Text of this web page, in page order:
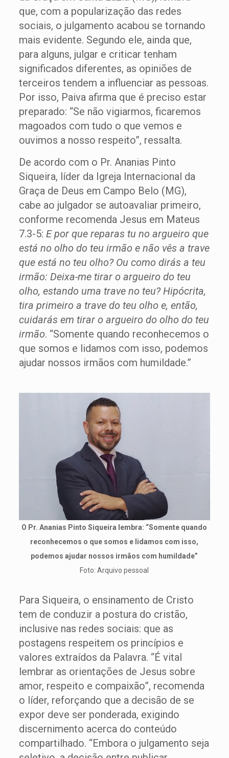
que, com a popularização das redes
sociais, o julgamento acabou se tornando
mais evidente. Segundo ele, ainda que,
para alguns, julgar e criticar tenham
significados diferentes, as opiniões de
terceiros tendem a influenciar as pessoas.
Por isso, Paiva afirma que é preciso estar
preparado: “Se não vigiarmos, ficaremos
magoados com tudo o que vemos e
ouvimos a nosso respeito”, ressalta.
De acordo com o Pr. Ananias Pinto
Siqueira, líder da Igreja Internacional da
Graça de Deus em Campo Belo (MG),
cabe ao julgador se autoavaliar primeiro,
conforme recomenda Jesus em Mateus
7.3-5: E por que reparas tu no argueiro que
está no olho do teu irmão e não vês a trave
que está no teu olho? Ou como dirás a teu
irmão: Deixa-me tirar o argueiro do teu
olho, estando uma trave no teu? Hipócrita,
tira primeiro a trave do teu olho e, então,
cuidarás em tirar o argueiro do olho do teu
irmão. “Somente quando reconhecemos o
que somos e lidamos com isso, podemos
ajudar nossos irmãos com humildade.”
O Pr. Ananias Pinto Siqueira lembra: “Somente quando
reconhecemos o que somos e lidamos com isso,
podemos ajudar nossos irmãos com humildade”
Foto: Arquivo pessoal
Para Siqueira, o ensinamento de Cristo
tem de conduzir a postura do cristão,
inclusive nas redes sociais: que as
postagens respeitem os princípios e
valores extraídos da Palavra. “É vital
lembrar as orientações de Jesus sobre
amor, respeito e compaixão”, recomenda
o líder, reforçando que a decisão de se
expor deve ser ponderada, exigindo
discernimento acerca do conteúdo
compartilhado. “Embora o julgamento seja